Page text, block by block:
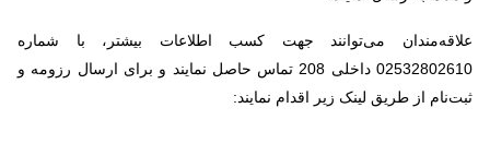
علاقه‌مندان می‌توانند جهت کسب اطلاعات بیشتر، با شماره
02532802610 داخلی 208 تماس حاصل نمایند و برای ارسال رزومه و
ثبت‌نام از طریق لینک زیر اقدام نمایند: